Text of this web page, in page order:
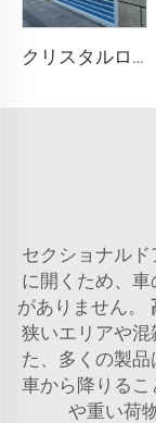
クリスタルローラーシャッタードア
セクショナル
に開くため、
がありません。
狭いエリアや混
た、多くの製品
車から降りる
や重い荷